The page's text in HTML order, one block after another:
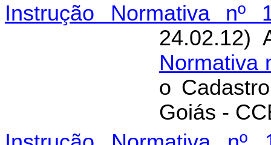
Instrução Normativa nº
Normativa
o
Goiás -